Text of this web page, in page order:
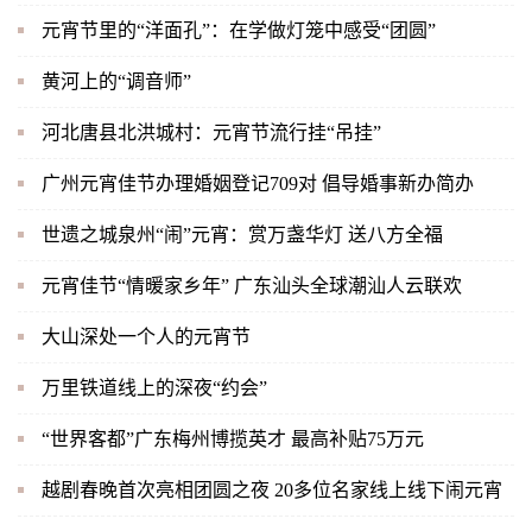
元宵节里的“洋面孔”：在学做灯笼中感受“团圆”
黄河上的“调音师”
河北唐县北洪城村：元宵节流行挂“吊挂”
广州元宵佳节办理婚姻登记709对 倡导婚事新办简办
世遗之城泉州“闹”元宵：赏万盏华灯 送八方全福
元宵佳节“情暖家乡年” 广东汕头全球潮汕人云联欢
大山深处一个人的元宵节
万里铁道线上的深夜“约会”
“世界客都”广东梅州博揽英才 最高补贴75万元
越剧春晚首次亮相团圆之夜 20多位名家线上线下闹元宵